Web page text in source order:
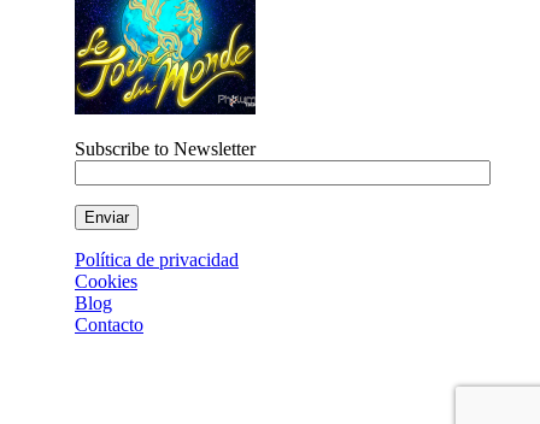
Subscribe to Newsletter
Política de privacidad
Cookies
Blog
Contacto